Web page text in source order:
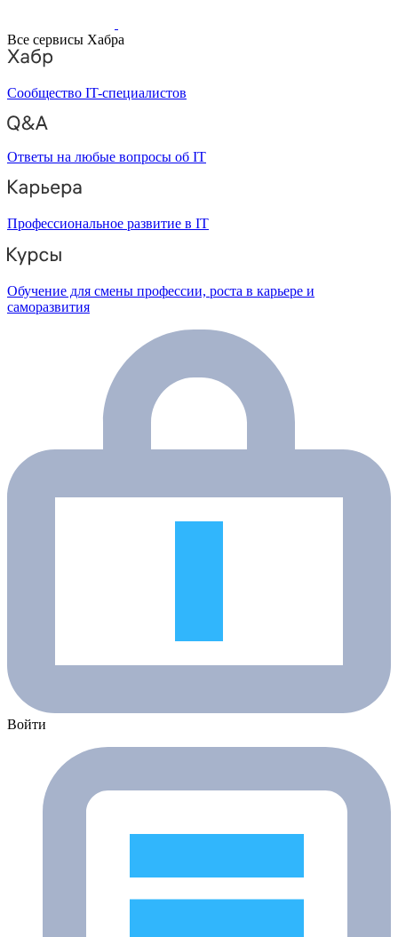
Все сервисы Хабра
Сообщество IT-специалистов
Ответы на любые вопросы об IT
Профессиональное развитие в IT
Обучение для смены профессии, роста в карьере и
саморазвития
Войти